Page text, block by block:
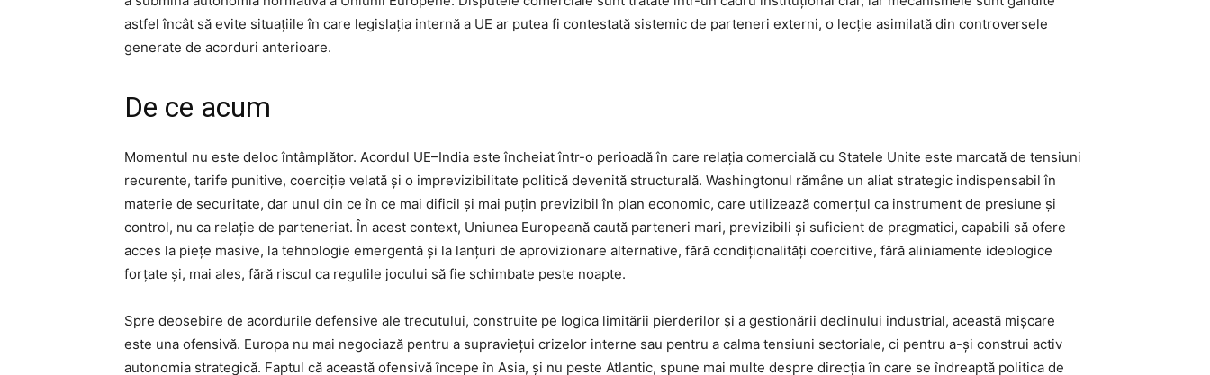
astfel încât să evite situațiile în care legislația internă a UE ar putea fi contestată sistemic de parteneri externi, o lecție asimilată din controversele
generate de acorduri anterioare.
De ce acum
Momentul nu este deloc întâmplător. Acordul UE–India este încheiat într-o perioadă în care relația comercială cu Statele Unite este marcată de tensiuni
recurente, tarife punitive, coerciție velată și o imprevizibilitate politică devenită structurală. Washingtonul rămâne un aliat strategic indispensabil în
materie de securitate, dar unul din ce în ce mai dificil și mai puțin previzibil în plan economic, care utilizează comerțul ca instrument de presiune și
control, nu ca relație de parteneriat. În acest context, Uniunea Europeană caută parteneri mari, previzibili și suficient de pragmatici, capabili să ofere
acces la piețe masive, la tehnologie emergentă și la lanțuri de aprovizionare alternative, fără condiționalități coercitive, fără aliniamente ideologice
forțate și, mai ales, fără riscul ca regulile jocului să fie schimbate peste noapte.
Spre deosebire de acordurile defensive ale trecutului, construite pe logica limitării pierderilor și a gestionării declinului industrial, această mișcare
este una ofensivă. Europa nu mai negociază pentru a supraviețui crizelor interne sau pentru a calma tensiuni sectoriale, ci pentru a-și construi activ
autonomia strategică. Faptul că această ofensivă începe în Asia, și nu peste Atlantic, spune mai multe despre direcția în care se îndreaptă politica de